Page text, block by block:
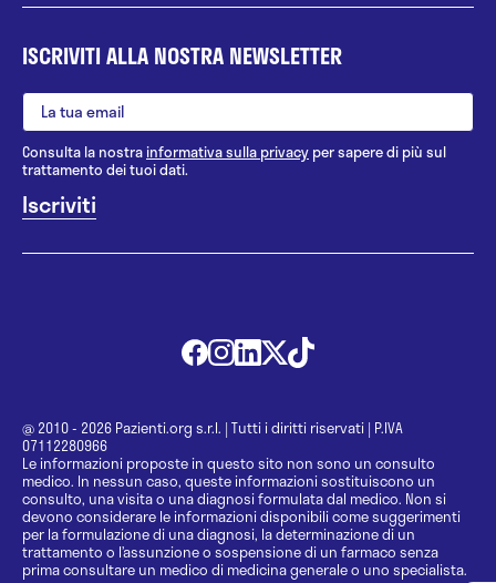
ISCRIVITI ALLA NOSTRA NEWSLETTER
Consulta la nostrainformativa sulla privacy per sapere di più sul
trattamento dei tuoi dati.
@ 2010 - 2026 Pazienti.org s.r.l. | Tutti i diritti riservati | P.IVA
07112280966
Le informazioni proposte in questo sito non sono un consulto
medico. In nessun caso, queste informazioni sostituiscono un
consulto, una visita o una diagnosi formulata dal medico. Non si
devono considerare le informazioni disponibili come suggerimenti
per la formulazione di una diagnosi, la determinazione di un
trattamento o l’assunzione o sospensione di un farmaco senza
prima consultare un medico di medicina generale o uno specialista.